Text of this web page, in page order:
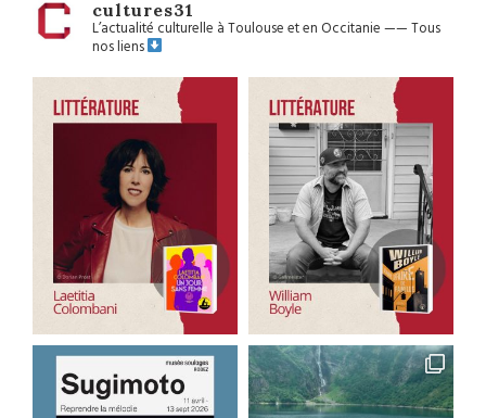
cultures31
L’actualité culturelle à Toulouse et en Occitanie——Tous
nos liens